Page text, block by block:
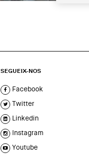
SEGUEIX-NOS
Facebook
Twitter
Linkedin
Instagram
Youtube